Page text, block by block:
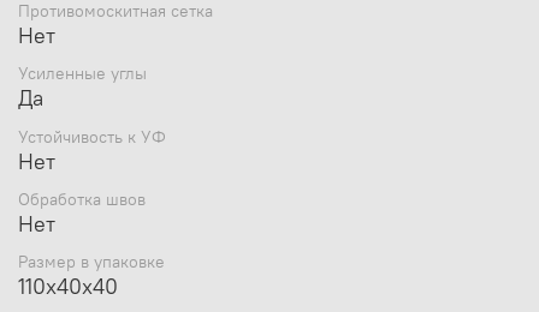
Противомоскитная сетка
Нет
Усиленные углы
Да
Устойчивость к УФ
Нет
Обработка швов
Нет
Размер в упаковке
110х40х40